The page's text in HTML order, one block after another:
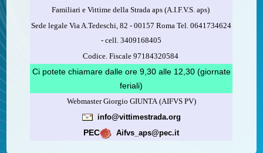
Firma nel riquadro indicato come “Sostegno delle
organizzazioni non lucrative di utilità sociale, delle associazioni
Indica nel riquadro il codice fiscale dell’A.I.F.V.S.:
97184320584
Leggi come fare
(versione stampabile)
Familiari e Vittime della Strada aps (A.I.F.V.S. aps)
Sede legale Via A.Tedeschi, 82 - 00157 Roma Tel. 0641734624
-cell.3409168405
Codice. Fiscale 97184320584
Ci potete chiamare dalle ore 9,30 alle 12,30 (giornate
feriali)
Webmaster Giorgio GIUNTA (AIFVS PV)
info@vittimestrada.org
PEC Aifvs_aps@pec.it